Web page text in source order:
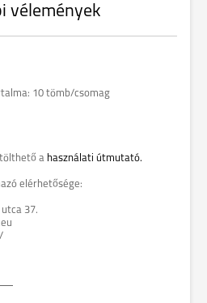
vélemények
10 tömb/csomag
a használati útmutató.
elérhetősége:
37.